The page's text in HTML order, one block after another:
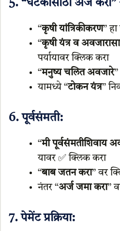
5. “घटकासाठी अर्ज करा”
“कृषी यांत्रिकीकरण” हा
“कृषी यंत्र व
पर्यायावर क्लिक करा
“मनुष्य चलित अवजारे”
यामध्ये “टोकन यंत्र”
6. पूर्वसंमती:
“मी पूर्वसंमतीशिवाय
यावर ✅ क्लिक करा
“बाब जतन करा” वर
नंतर “अर्ज जमा करा”
7. पेमेंट प्रक्रिया: